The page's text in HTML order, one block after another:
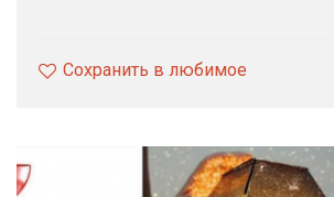
Сохранить в любимое